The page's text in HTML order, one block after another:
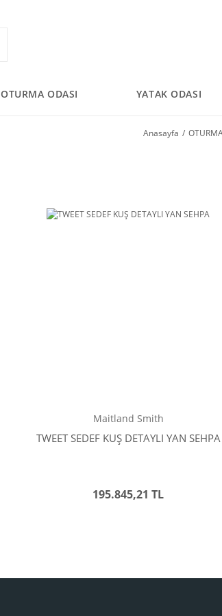
OTURMA ODASI YATAK ODASI
Anasayfa
Maitland Smith
TWEET SEDEF KUŞ DETAYLI YAN SEHPA
195.845,21 TL